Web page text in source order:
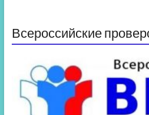
Всероссийские